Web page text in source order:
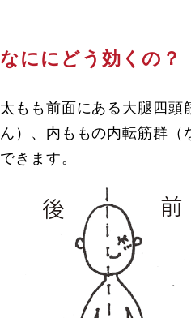
なににどう効くの？
太もも前面にある大腿四頭
ん）、内ももの内転筋群
できます。